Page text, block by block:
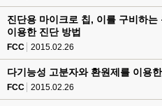
진단용 마이크로 칩, 이를 구비하
이용한 진단 방법
FCC 2015.02.26
다기능성 고분자와 환원제를 이용
FCC 2015.02.26